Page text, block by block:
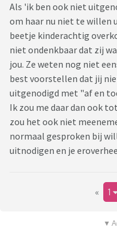
Als 'ik ben ook niet
om haar nu niet te willen
beetje kinderachtig
niet ondenkbaar dat zij
jou. Ze weten nog niet
best voorstellen dat jij
uitgenodigd met "af en
Ik zou me daar dan ook
zou het ook niet
normaal gesproken bij
uitnodigen en je
« 1
▼